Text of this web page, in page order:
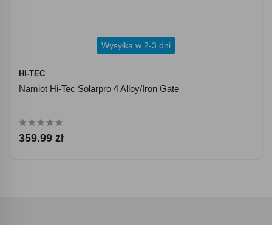
Wysyłka w 2-3 dni
HI-TEC
Namiot Hi-Tec Solarpro 4 Alloy/iron Gate
359.99 zł